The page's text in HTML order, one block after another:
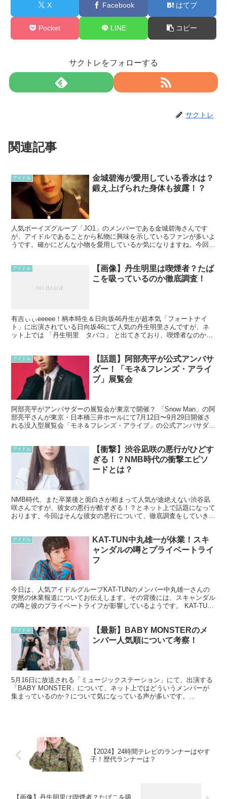
X Facebook はてブ
Pocket LINE コピー
サクトレをフォローする
サクトレ
関連記事
アイドル
金城碧海が愛用している香水は？
鍛え上げられた身体も披露！？
人気ボーイズグループ「JO1」のメンバーである金城碧海さんです
が、アイドルであることから私物に興味を示しているファンが多いよ
うです。確かにどんな小物を愛用しているか気になりますね。今回
アイドル
【画像】丹生明里は喫煙者？たば
こを吸っているのか徹底調査！
有吉ぃぃeeeee！柄本時生＆日向坂46丹生が超本気「フォートナイ
ト」に出演されている日向坂46にて人気の丹生明里さんですが、ネ
ット上では 「丹生明里 タバコ」 と出てきており、喫煙者なのか？
アイドル
【話題】阿部亮平が公式アンバサ
ダー！「モネ&フレンズ・アライ
ブ」展覧会
阿部亮平がアンバサダーの展覧会が東京で開催？ 「Snow Man」の阿
部亮平さんが東京・日本橋三井ホールにて7月12日〜9月29日開催さ
れる没入型展覧会「モネ＆フレンズ・アライブ」の公式アンバサダー
アイドル
【衝撃】渋谷凪咲の悪行がひどす
ぎる！？NMB時代の衝撃エピソ
ードとは？
NMB時代、また卒業後と面白さが相まって人気が途絶えない渋谷凪
咲さんですが、彼女の悪行が酷すぎる！？とネット上で話題になって
おります。今回はそんな彼女の悪行について、徹底調査をしていきま
アイドル
KAT-TUN中丸雄一が休業！スキ
ャンダルの噂とプライベートライ
フ
今日は、人気アイドルグループKAT-TUNのメンバー中丸雄一さんの
突然の休業報道についてお伝えします。その背後には、スキャンダル
の噂と彼のプライベートライフが影響しているようです。 KAT-TUN
アイドル
【最新】BABY MONSTERのメ
ンバー人気順について考察！
5月16日に放送される「ミュージックステーション」にて、出演する
「BABY MONSTER」について、ネット上ではどういうメンバーが
集まっているのか？について気になっている声が多いです。
【2024】24時間テレビのランナーはやす
子！歴代ランナーは？
【画像】丹生明里は喫煙者？たばこを吸